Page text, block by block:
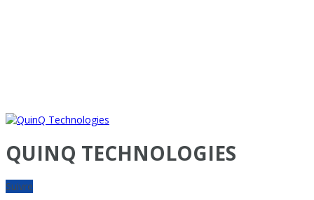
QUINQ TECHNOLOGIES
Suivre